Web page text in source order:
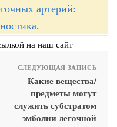
артерий:
.
на наш сайт
СЛЕДУЮЩАЯ ЗАПИСЬ
Какие вещества/
предметы могут
служить субстратом
эмболии легочной